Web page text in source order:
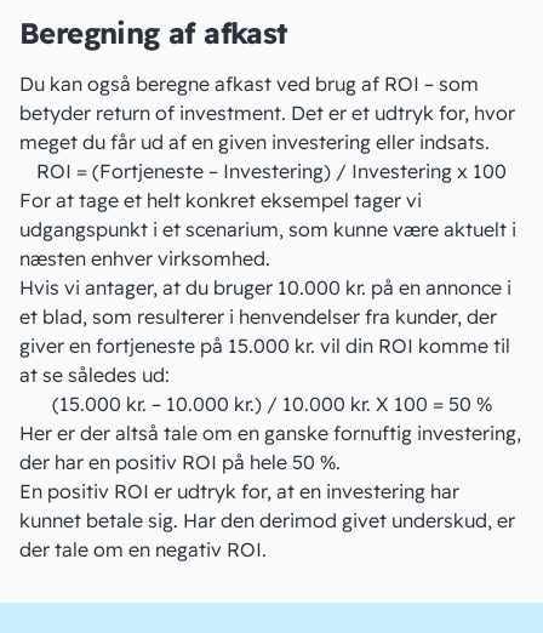
Beregning af afkast
Du kan også beregne afkast ved brug af ROI – som
betyder return of investment. Det er et udtryk for, hvor
meget du får ud af en given investering eller indsats.
ROI = (Fortjeneste – Investering) / Investering x 100
For at tage et helt konkret eksempel tager vi
udgangspunkt i et scenarium, som kunne være aktuelt i
næsten enhver virksomhed.
Hvis vi antager, at du bruger 10.000 kr. på en annonce i
et blad, som resulterer i henvendelser fra kunder, der
giver en fortjeneste på 15.000 kr. vil din ROI komme til
at se således ud:
(15.000 kr. – 10.000 kr.) / 10.000 kr. X 100 = 50 %
Her er der altså tale om en ganske fornuftig investering,
der har en positiv ROI på hele 50 %.
En positiv ROI er udtryk for, at en investering har
kunnet betale sig. Har den derimod givet underskud, er
der tale om en negativ ROI.